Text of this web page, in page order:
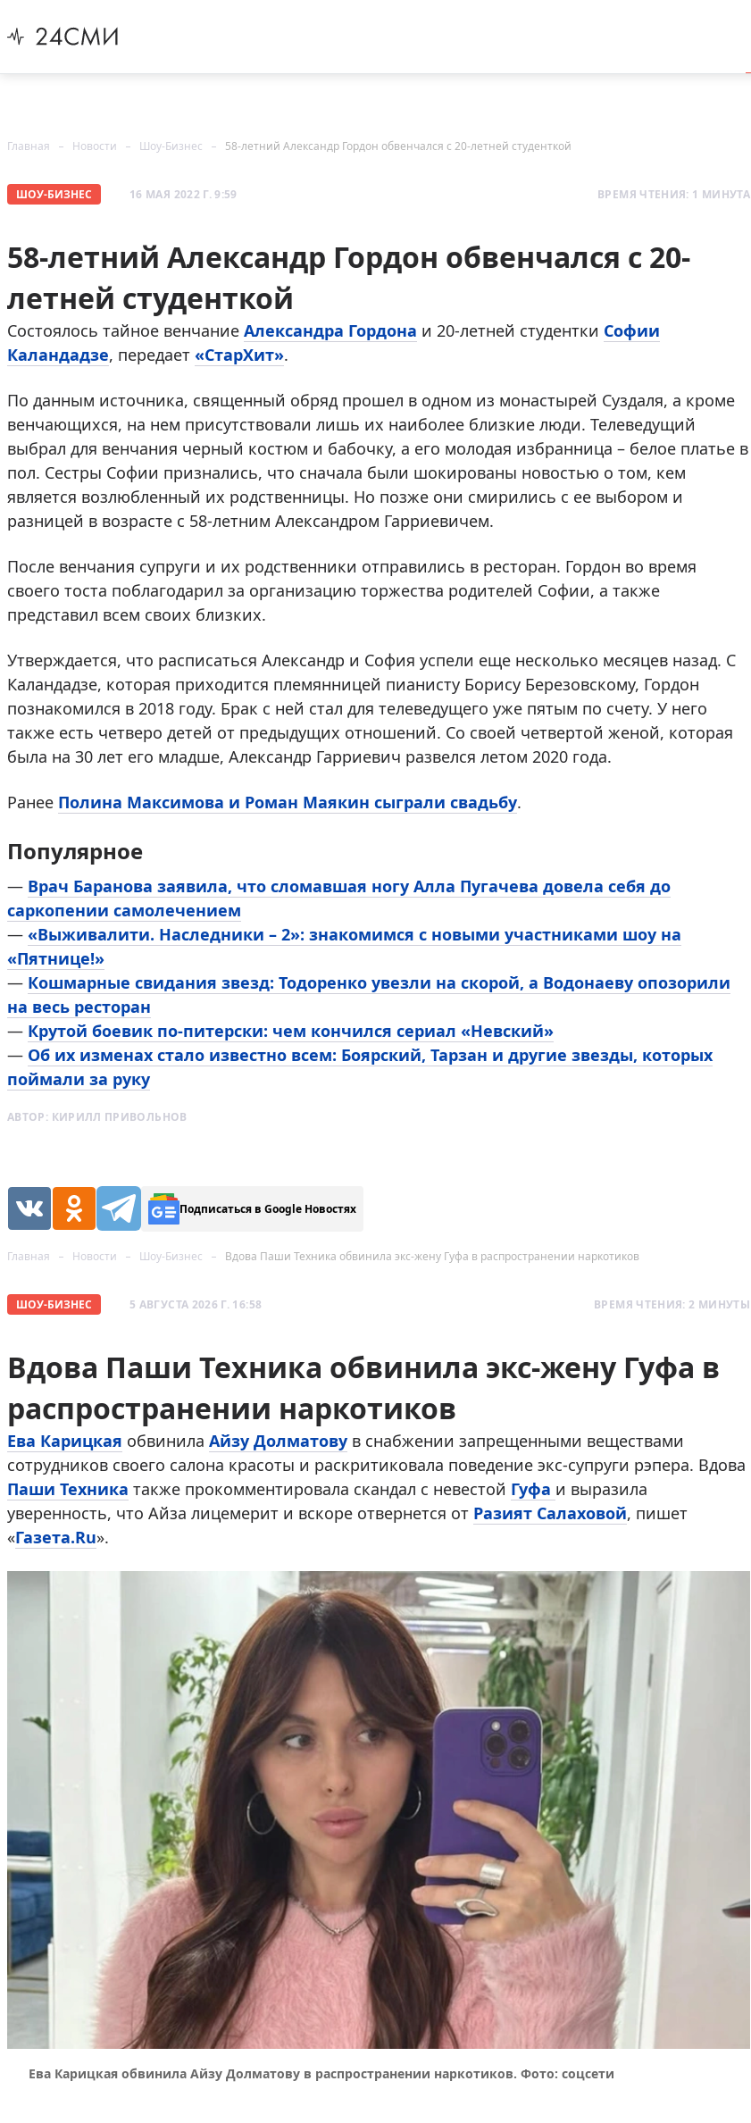
Главная Новости Шоу-Бизнес 58-летний Александр Гордон обвенчался с 20-летней студенткой
ШОУ-БИЗНЕС 16 МАЯ 2022 Г. 9:59 ВРЕМЯ ЧТЕНИЯ: 1 МИНУТА
58-летний Александр Гордон обвенчался с 20-
летней студенткой
Состоялось тайное венчание Александра Гордона и 20-летней студентки Софии
Каландадзе, передает «СтарХит».
По данным источника, священный обряд прошел в одном из монастырей Суздаля, а кроме
венчающихся, на нем присутствовали лишь их наиболее близкие люди. Телеведущий
выбрал для венчания черный костюм и бабочку, а его молодая избранница – белое платье в
пол. Сестры Софии признались, что сначала были шокированы новостью о том, кем
является возлюбленный их родственницы. Но позже они смирились с ее выбором и
разницей в возрасте с 58-летним Александром Гарриевичем.
После венчания супруги и их родственники отправились в ресторан. Гордон во время
своего тоста поблагодарил за организацию торжества родителей Софии, а также
представил всем своих близких.
Утверждается, что расписаться Александр и София успели еще несколько месяцев назад. С
Каландадзе, которая приходится племянницей пианисту Борису Березовскому, Гордон
познакомился в 2018 году. Брак с ней стал для телеведущего уже пятым по счету. У него
также есть четверо детей от предыдущих отношений. Со своей четвертой женой, которая
была на 30 лет его младше, Александр Гарриевич развелся летом 2020 года.
Ранее Полина Максимова и Роман Маякин сыграли свадьбу.
Популярное
— Врач Баранова заявила, что сломавшая ногу Алла Пугачева довела себя до
саркопении самолечением
— «Выживалити. Наследники – 2»: знакомимся с новыми участниками шоу на
«Пятнице!»
— Кошмарные свидания звезд: Тодоренко увезли на скорой, а Водонаеву опозорили
на весь ресторан
— Крутой боевик по-питерски: чем кончился сериал «Невский»
— Об их изменах стало известно всем: Боярский, Тарзан и другие звезды, которых
поймали за руку
АВТОР: КИРИЛЛ ПРИВОЛЬНОВ
Подписаться в Google Новостях
Главная Новости Шоу-Бизнес Вдова Паши Техника обвинила экс-жену Гуфа в распространении наркотиков
ШОУ-БИЗНЕС 5 АВГУСТА 2026 Г. 16:58 ВРЕМЯ ЧТЕНИЯ: 2 МИНУТЫ
Вдова Паши Техника обвинила экс-жену Гуфа в
распространении наркотиков
Ева Карицкая обвинила Айзу Долматову в снабжении запрещенными веществами
сотрудников своего салона красоты и раскритиковала поведение экс-супруги рэпера. Вдова
Паши Техника также прокомментировала скандал с невестой Гуфа и выразила
уверенность, что Айза лицемерит и вскоре отвернется от Разият Салаховой, пишет
«Газета.Ru».
Ева Карицкая обвинила Айзу Долматову в распространении наркотиков. Фото: соцсети